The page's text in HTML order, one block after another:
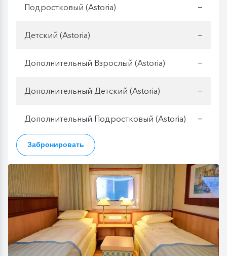
Подростковый (Astoria) —
Детский (Astoria) —
Дополнительный Взрослый (Astoria) —
Дополнительный Детский (Astoria) —
Дополнительный Подростковый (Astoria) —
Забронировать